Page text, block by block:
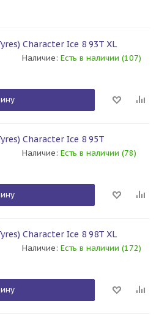
Character Ice 8 93T XL
Наличие: Есть в наличии (107)
Character Ice 8 95T
Наличие: Есть в наличии (78)
Character Ice 8 98T XL
Наличие: Есть в наличии (172)